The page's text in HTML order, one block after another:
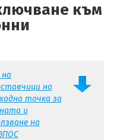
към
на
на
точка за
и
на